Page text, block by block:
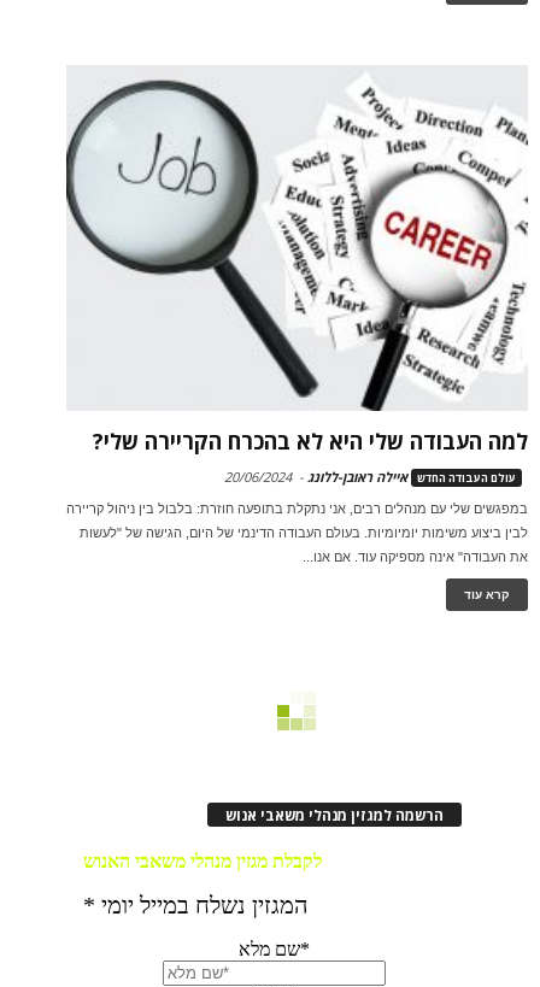
למה העבודה שלי היא לא בהכרח הקריירה שלי?
עולם העבודה החדש איילה ראובן-ללונג -
20/06/2024
במפגשים שלי עם מנהלים רבים, אני נתקלת בתופעה חוזרת: בלבול בין ניהול קריירה
לבין ביצוע משימות יומיומיות. בעולם העבודה הדינמי של היום, הגישה של "לעשות
את העבודה" אינה מספיקה עוד. אם אנו...
קרא עוד
הרשמה למגזין מנהלי משאבי אנוש